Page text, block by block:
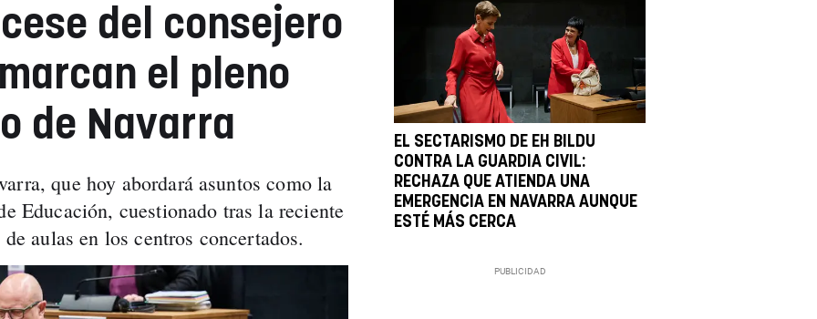
del consejero
el pleno
de Navarra
que hoy abordará asuntos como la
Educación, cuestionado tras la reciente
aulas en los centros concertados.
EL SECTARISMO DE EH BILDU
CONTRA LA GUARDIA CIVIL:
RECHAZA QUE ATIENDA UNA
EMERGENCIA EN NAVARRA AUNQUE
ESTÉ MÁS CERCA